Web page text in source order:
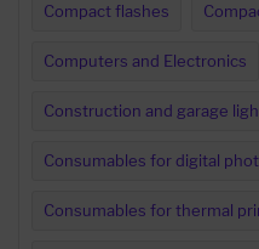
Compact flashes
Computers and Electronics
Construction and garage
Consumables for digital
Consumables for thermal